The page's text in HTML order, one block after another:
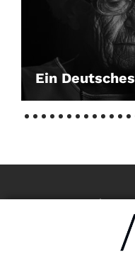
Ein